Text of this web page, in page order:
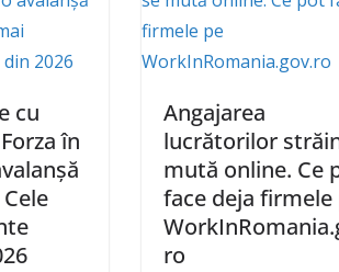
cu
în
Angajarea
lucrătorilor
mută online. Ce
face deja firmele
ro